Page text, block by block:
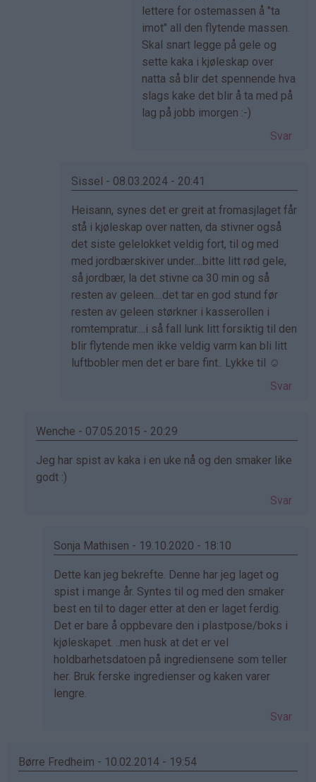
lettere for ostemassen å "ta
imot" all den flytende massen.
Skal snart legge på gele og
sette kaka i kjøleskap over
natta så blir det spennende hva
slags kake det blir å ta med på
lag på jobb imorgen :-)
Svar
Sissel - 08.03.2024 - 20:41
Som
svar
på
av
Naomi
(ikke
bekreftet)
Heisann, synes det er greit at fromasjlaget får
stå i kjøleskap over natten, da stivner også
det siste gelelokket veldig fort, til og med
med jordbærskiver under....bitte litt rød gele,
så jordbær, la det stivne ca 30 min og så
resten av geleen....det tar en god stund før
resten av geleen størkner i kasserollen i
romtempratur....i så fall lunk litt forsiktig til den
blir flytende men ikke veldig varm kan bli litt
luftbobler men det er bare fint.. Lykke til ☺️
Svar
Wenche - 07.05.2015 - 20:29
Som
svar
(ikke
Jeg har spist av kaka i en uke nå og den smaker like
godt :)
Svar
Sonja Mathisen - 19.10.2020 - 18:10
Som
svar
på
av
Wenche
(ikke
bekreftet)
Dette kan jeg bekrefte. Denne har jeg laget og
spist i mange år. Syntes til og med den smaker
best en til to dager etter at den er laget ferdig.
Det er bare å oppbevare den i plastpose/boks i
kjøleskapet. ..men husk at det er vel
holdbarhetsdatoen på ingrediensene som teller
her. Bruk ferske ingredienser og kaken varer
lengre.
Svar
Børre Fredheim - 10.02.2014 - 19:54